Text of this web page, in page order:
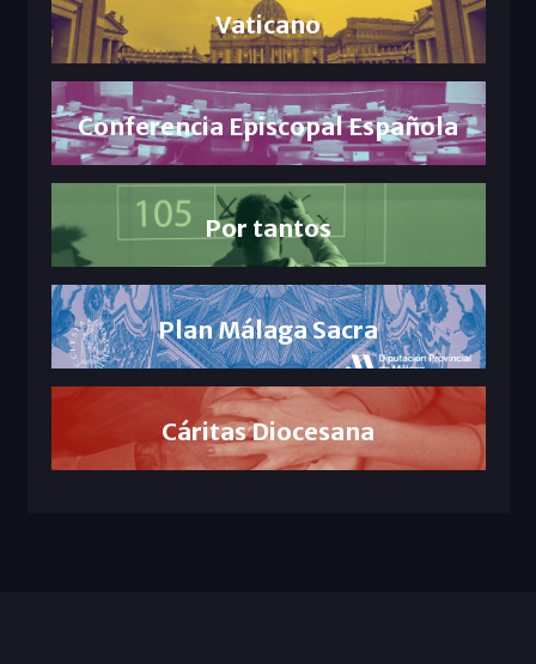
Vaticano
Conferencia Episcopal Española
Por tantos
Plan Málaga Sacra
Cáritas Diocesana